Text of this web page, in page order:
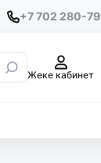
+7 702 280-
Жеке кабинет